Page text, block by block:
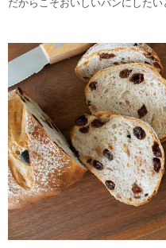
だからこそおいしいパンにしたい